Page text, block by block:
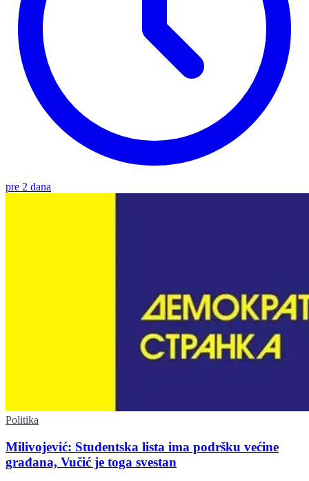
pre 2 dana
Politika
Milivojević: Studentska lista ima podršku većine
građana, Vučić je toga svestan